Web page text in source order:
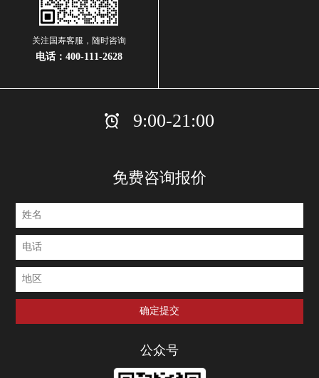
关注国寿客服，随时咨询
电话： 400-111-2628
9:00-21:00
免费咨询报价
公众号